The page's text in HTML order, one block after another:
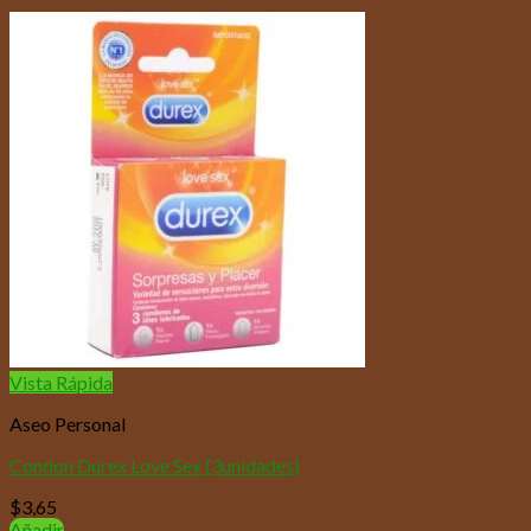
Vista Rápida
Aseo Personal
Condon Durex Love Sex (3unidades)
$3,65